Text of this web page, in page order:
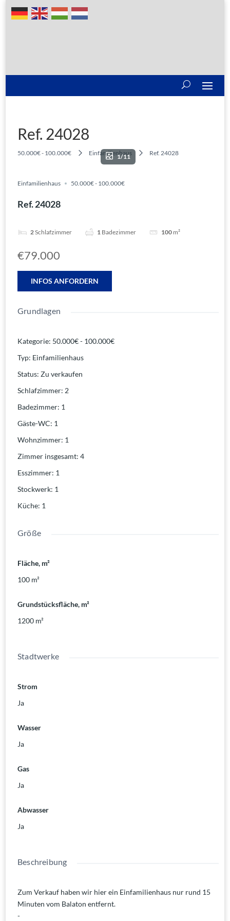
Ref. 24028
50.000€ - 100.000€ Einfamilienhaus Ref. 24028
1/11
Einfamilienhaus 50.000€ - 100.000€
Ref. 24028
2Schlafzimmer 1 Badezimmer 100 m²
€79.000
INFOS ANFORDERN
Grundlagen
Kategorie: 50.000€ - 100.000€
Typ: Einfamilienhaus
Status: Zu verkaufen
Schlafzimmer: 2
Badezimmer: 1
Gäste-WC: 1
Wohnzimmer: 1
Zimmer insgesamt: 4
Esszimmer: 1
Stockwerk: 1
Küche: 1
Größe
Fläche, m²
100 m²
Grundstücksfläche, m²
1200 m²
Stadtwerke
Strom
Ja
Wasser
Ja
Gas
Ja
Abwasser
Ja
Beschreibung
Zum Verkauf haben wir hier ein Einfamilienhaus nur rund 15
Minuten vom Balaton entfernt.
-